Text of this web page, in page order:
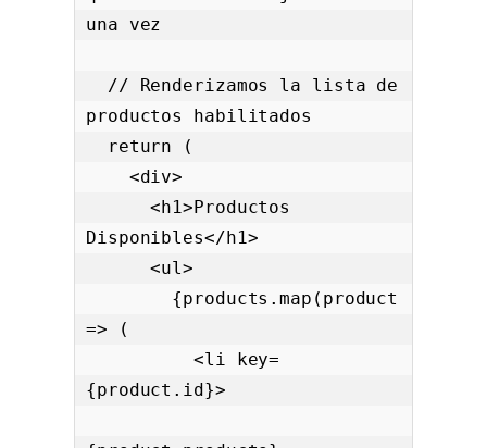
una vez
productos habilitados
      <h1>Productos
Disponibles</h1>
      <ul>
=> (
{product.id}>